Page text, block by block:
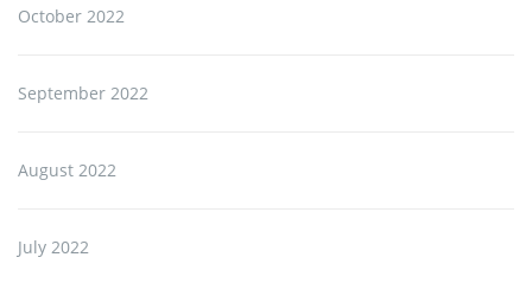
October 2022
September 2022
August 2022
July 2022